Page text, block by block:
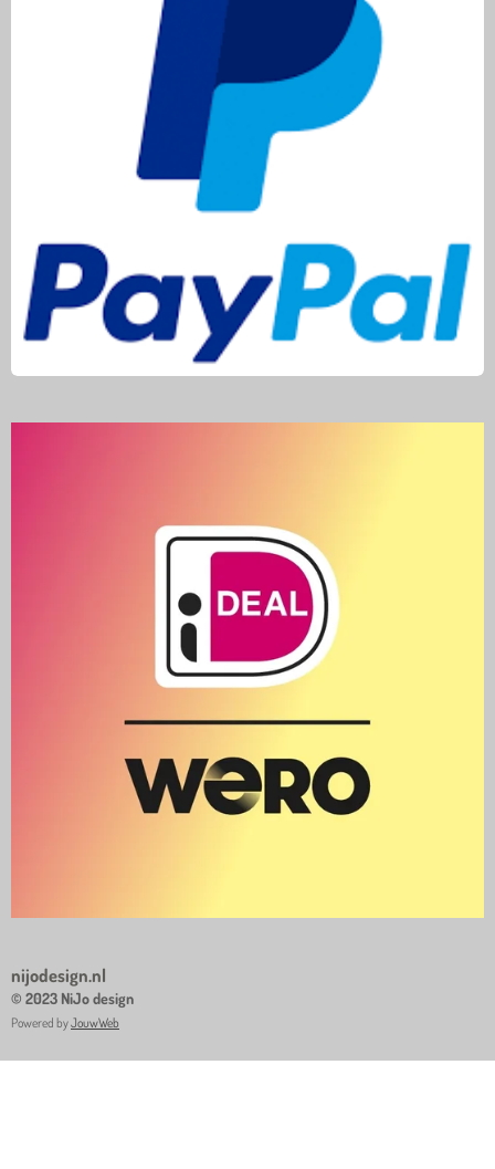
nijodesign.nl
© 2023 NiJo design
Powered byJouwWeb